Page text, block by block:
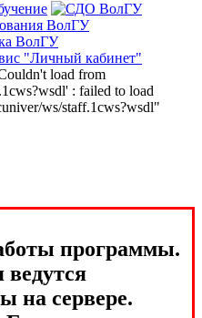
ВолГУ
ВолГУ
"Личный кабинет"
load from
: failed to load
ws/staff.1cws?wsdl"
программы.
на сервере.